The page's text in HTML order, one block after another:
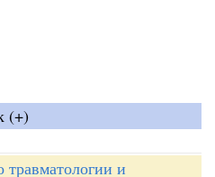
(+)
травматологии и